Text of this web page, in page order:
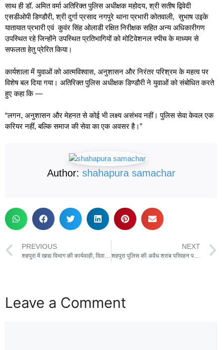
साथ ही डॉ. अमित वर्मा अतिरिक्त पुलिस अधीक्षक महोदय, श्री सतीष द्विवेदी
एसडीओपी डिण्डौरी, श्री दुर्गा प्रसाद नगपुरे थाना प्रभारी कोतवाली, सुभाष उइके
यातायात प्रभारी एवं कुवंर सिंह ओलाडी रक्षित निरीक्षक सहित अन्य अधिकारीगण
उपस्थित रहे जिन्होंने उपस्थित प्रतिभागियों को मोटिवेशनल स्पीच के माध्यम से
सफलता हेतु प्रेरित किया।
कार्यशाला में युवाओं को आत्मविश्वास, अनुशासन और निरंतर परिश्रम के महत्व पर
विशेष बल दिया गया। अतिरिक्‍त पुलिस अधीक्षक डिण्डौरी ने युवाओं को संबोधित करते
हुए कहा कि —
“लगन, अनुशासन और मेहनत से कोई भी लक्ष्य असंभव नहीं। पुलिस सेवा केवल एक
करियर नहीं, बल्कि समाज की सेवा का एक अवसर है।”
Author: shahapura samachar
PREVIOUS NEXT
शहपुरा पुलिस की अवैध शराब परिवहन पर बड़ी कार्रवाई,मारुति सुजुकी सेलेरियो कार से हो रहा था शराब परिवहन — 88 लीटर अंग्रेजी शराब बरामद, कीमत लगभग 67 हजार रुपए,दो आरोपी गिरफ्तार, वाहन जब्त
Leave a Comment